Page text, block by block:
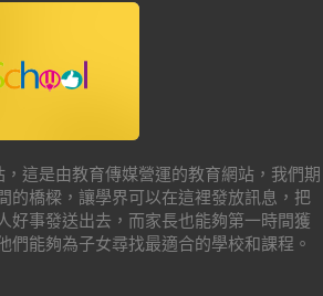
這是由教育傳媒營運的教育網站，我們期
的橋樑，讓學界可以在這裡發放訊息，把
好事發送出去，而家長也能夠第一時間獲
們能夠為子女尋找最適合的學校和課程。